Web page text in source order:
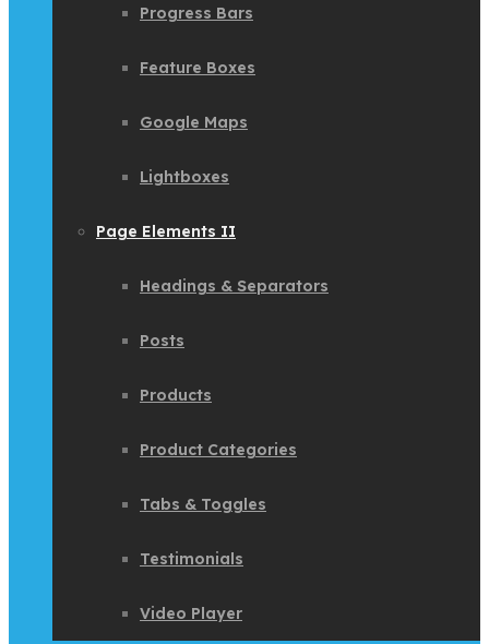
Progress Bars
Feature Boxes
Google Maps
Lightboxes
Page Elements II
Headings & Separators
Posts
Products
Product Categories
Tabs & Toggles
Testimonials
Video Player